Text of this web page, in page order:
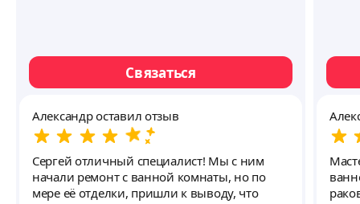
Связаться
Александр оставил отзыв
Сергей отличный специалист! Мы с ним
начали ремонт с ванной комнаты, но по
мере её отделки, пришли к выводу, что